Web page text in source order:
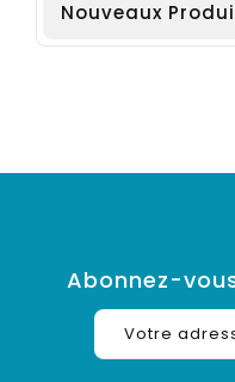
Nouveaux
Abonnez-